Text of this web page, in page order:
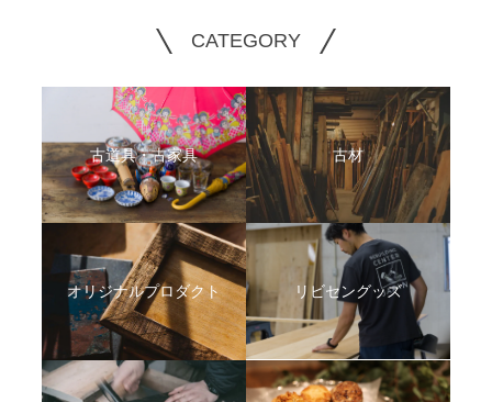
CATEGORY
古道具・古家具 古材
オリジナルプロダクト リビセングッズ